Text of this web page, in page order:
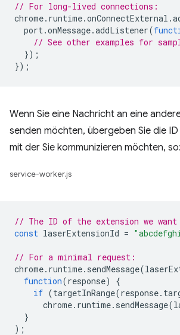
// For long-lived connections:
chrome. runtime.onConnectExternal .
port.onMessage.addListener(
// See other examples for
});
});
Wenn Sie eine Nachricht an eine
senden möchten, übergeben Sie die
mit der Sie kommunizieren möchten, so:
service-worker.js
// The ID of the extension we
const laserExtensionId =
// For a minimal request:
chrome. runtime. sendMessage(
function(response)
{
if (targetInRange(response.
chrome. runtime. sendMessage(
}
);